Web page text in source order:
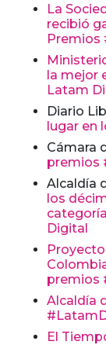
La
recibió
Premios
la mejor
Latam
Diario
lugar en
Cámara
premios
Alcaldía
los
Digital
premios
Alcaldía
El